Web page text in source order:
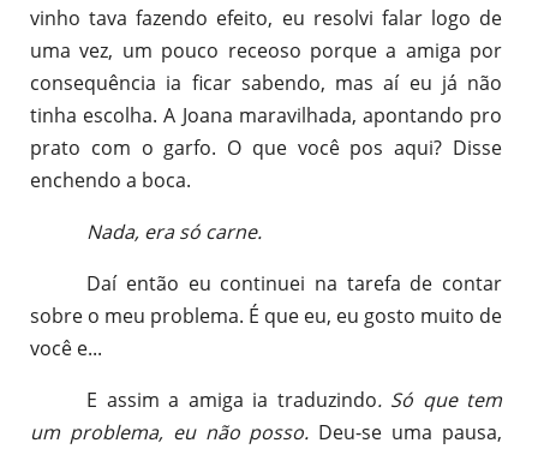
vinho tava fazendo efeito, eu resolvi falar logo de
uma vez, um pouco receoso porque a amiga por
consequência ia ficar sabendo, mas aí eu já não
tinha escolha. A Joana maravilhada, apontando pro
prato com o garfo. O que você pos aqui? Disse
enchendo a boca.
Nada, era só carne.
Daí então eu continuei na tarefa de contar
sobre o meu problema. É que eu, eu gosto muito de
você e...
E assim a amiga ia traduzindo. Só que tem
um problema, eu não posso. Deu-se uma pausa,